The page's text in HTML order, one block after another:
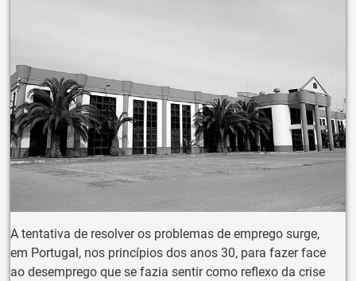
A tentativa de resolver os problemas de emprego surge,
em Portugal, nos princípios dos anos 30, para fazer face
ao desemprego que se fazia sentir como reflexo da crise